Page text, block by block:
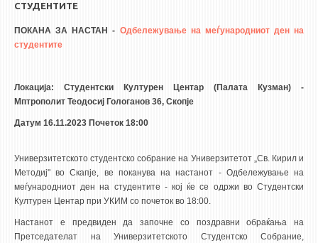
СТУДЕНТИТЕ
ПОКАНА ЗА НАСТАН - Одбележување на меѓународниот ден на
студентите
Локација: Студентски Културен Центар (Палата Кузман) -
Мптрополит Теодосиј Гологанов 36, Скопје
Датум 16.11.2023 Почеток 18:00
Универзитетското студентско собрание на Универзитетот „Св. Кирил и
Методиј" во Скапје, ве поканува на настанот - Одбележување на
меѓународниот ден на студентите - кој ќе се одржи во Студентски
Културен Центар при УКИМ со почеток во 18:00.
Настанот е предвиден да започне со поздравни обраќања на
Претседателат на Универзитетското Студентско Собрание,